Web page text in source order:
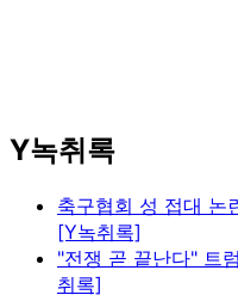
Y녹취록
축구협회 성 접대 논
[Y녹취록]
"전쟁 곧 끝난다" 트
취록]